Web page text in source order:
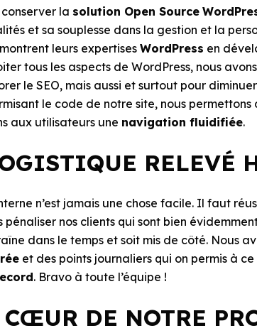
la solution Open Source
et sa souplesse dans la gestion et la
leurs expertises WordPress en
tous les aspects de WordPress, nous
le SEO, mais aussi et surtout pour
le code de notre site, nous permettons
aux utilisateurs une navigation fluidifiée.
RELEVÉ
n’est jamais une chose facile. Il faut
nos clients qui sont bien
dans le temps et soit mis de côté. Nous
et des points journaliers qui on permis à ce
. Bravo à toute l’équipe !
CŒUR DE NOTRE